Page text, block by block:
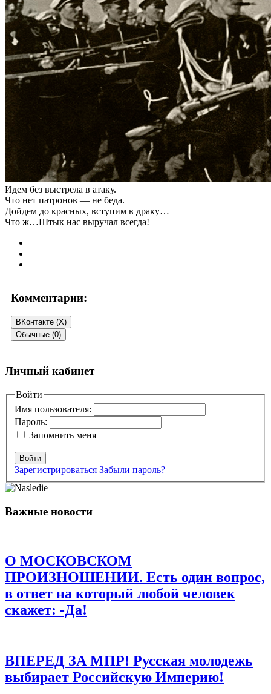
Идем без выстрела в атаку.
Что нет патронов — не беда.
Дойдем до красных, вступим в драку…
Что ж…Штык нас выручал всегда!
Комментарии:
ВКонтакте (X)
Обычные (0)
Добавить комментарий
Ваш адрес email не будет опубликован. Обязательные поля
помечены*
Комментарий*
Сайт
Сохранить моё имя, email и адрес сайта в этом браузере для
последующих моих комментариев.
Личный кабинет
Войти
Имя пользователя:
Пароль:
Запомнить меня
Войти
Зарегистрироваться Забыли пароль?
Важные новости
О МОСКОВСКОМ
ПРОИЗНОШЕНИИ. Есть один вопрос,
в ответ на который любой человек
скажет: -Да!
ВПЕРЕД ЗА МПР! Русская молодежь
выбирает Российскую Империю!